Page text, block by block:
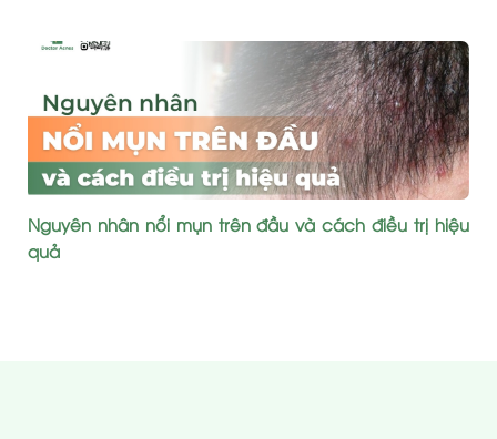
Nguyên nhân nổi mụn trên đầu và cách điều trị hiệu
quả